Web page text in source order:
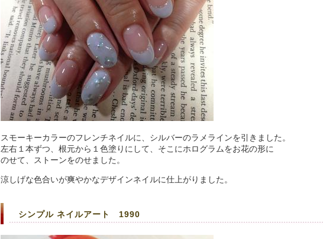
スモーキーカラーのフレンチネイルに、シルバーのラメラインを引きました。
左右１本ずつ、根元から１色塗りにして、そこにホログラムをお花の形に
のせて、ストーンをのせました。
涼しげな色合いが爽やかなデザインネイルに仕上がりました。
シンプル ネイルアート 1990